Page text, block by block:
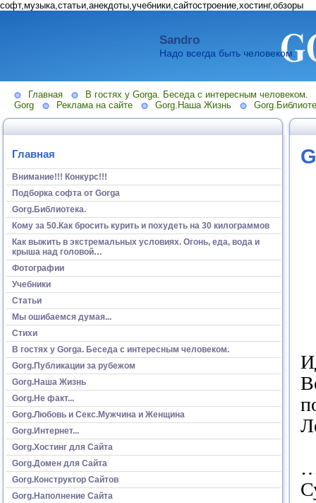
софт,музыка,статьи,анекдоты,учебники,сайтостроение,хостинг,обзоры
Sandro
Надо всегда быть человеком.
Главная
В гостях у Gorga. Беседа с интересным человеком.
Gorg
Реклама на сайте Gorg.Наша Жизнь
Главная
Внимание!!! Конкурс!!!
Подборка софта от Gorga
Gorg.Библиотека.
Кому за 50.Как бросить курить и похудеть на 30 килограммов
Как выжить в экстремальных условиях. Огонь, еда, вода и
крыша над головой…
Фотографии
Учебники
Статьи
Мы ошибаемся думая...
Стихи
В гостях у Gorga. Беседа с интересным человеком.
Gorg.Публикации за рубежом
Gorg.Наша Жизнь
Gorg.Не факт...
Gorg.Любовь и Секс.Мужчина и Женщина
Gorg.Интернет...
Gorg.Хостинг для Сайта
Gorg.Домен для Сайта
Gorg.Конструктор Сайтов
Gorg.Наполнение Сайта